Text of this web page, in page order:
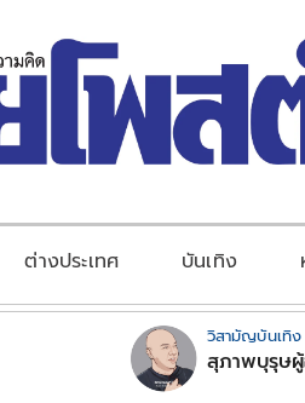
ต่างประเทศ บันเทิง
วิสามัญบันเทิง
สุภาพบุรุษผู้